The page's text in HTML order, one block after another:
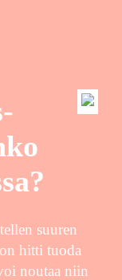
suuren
hitti tuoda
noutaa niin